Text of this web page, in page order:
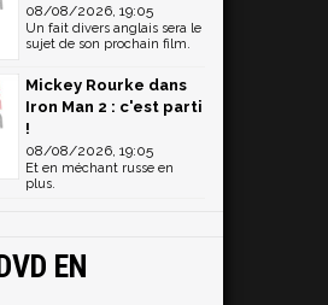
08/08/2026, 19:05
Un fait divers anglais sera le
sujet de son prochain film.
Mickey Rourke dans
Iron Man 2 : c'est parti
!
08/08/2026, 19:05
Et en méchant russe en
plus.
EN